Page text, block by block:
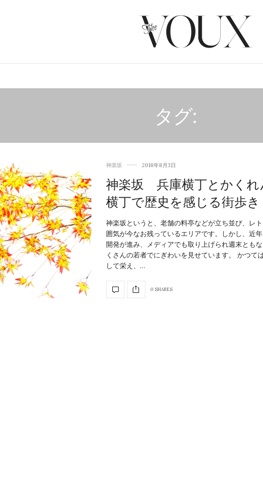
タグ:
神楽坂 2018年8月3日
神楽坂 兵庫横丁とかくれ
横丁で歴史を感じる街歩き
神楽坂というと、老舗の料亭などが立ち並び、レ
囲気が今なお残っているエリアです。しかし、近
開発が進み、メディアでも取り上げられ週末とも
くさんの若者でにぎわいを見せています。 かつて
して栄え、…
0 SHARES